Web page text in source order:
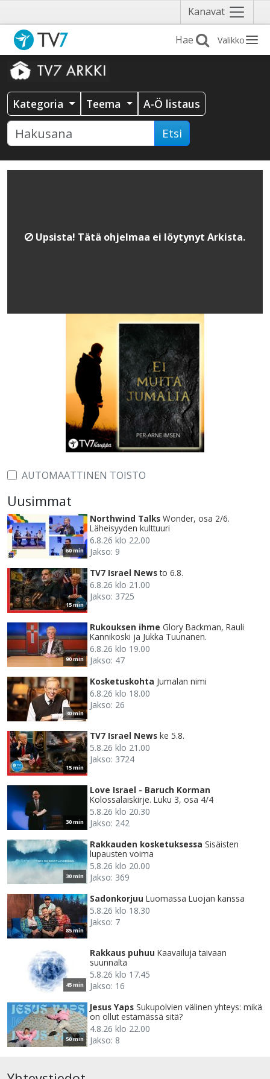
Kanavat Näytä
valikko
Valikko
Kategoria Teema A-Ö listaus
Etsi
Upsista! Tätä ohjelmaa ei löytynyt Arkista.
AUTOMAATTINEN TOISTO
Uusimmat
60 min
Northwind Talks Wonder, osa 2/6.
Läheisyyden kulttuuri
6.8.26 klo 22.00
Jakso: 9
15 min
TV7 Israel News to 6.8.
6.8.26 klo 21.00
Jakso: 3725
90 min
Rukouksen ihme Glory Backman, Rauli
Kannikoski ja Jukka Tuunanen.
6.8.26 klo 19.00
Jakso: 47
30 min
Kosketuskohta Jumalan nimi
6.8.26 klo 18.00
Jakso: 26
15 min
TV7 Israel News ke 5.8.
5.8.26 klo 21.00
Jakso: 3724
30 min
Love Israel - Baruch Korman
Kolossalaiskirje. Luku 3, osa 4/4
5.8.26 klo 20.30
Jakso: 242
30 min
Rakkauden kosketuksessa Sisäisten
lupausten voima
5.8.26 klo 20.00
Jakso: 369
85 min
Sadonkorjuu Luomassa Luojan kanssa
5.8.26 klo 18.30
Jakso: 7
45 min
Rakkaus puhuu Kaavailuja taivaan
suunnalta
5.8.26 klo 17.45
Jakso: 16
50 min
Jesus Yaps Sukupolvien välinen yhteys: mikä
on ollut estämässä sitä?
4.8.26 klo 22.00
Jakso: 8